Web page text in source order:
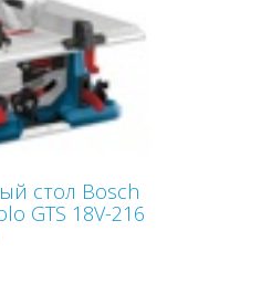
стол Bosch
GTS 18V-216